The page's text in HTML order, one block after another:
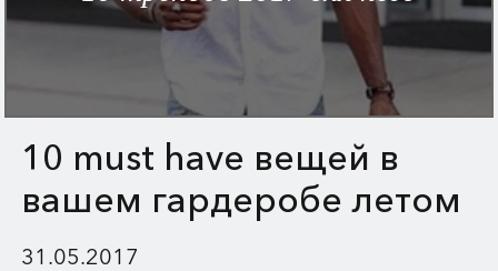
10 must have вещей в
вашем гардеробе летом
2017
31.05.2017